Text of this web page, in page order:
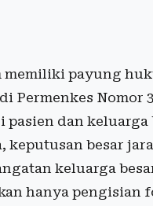
memiliki payung
Permenkes Nomor
pasien dan
keputusan besar
keluarga
hanya pengisian